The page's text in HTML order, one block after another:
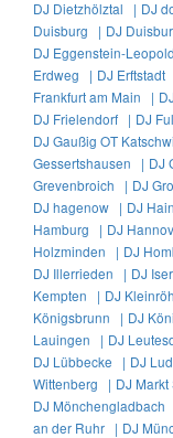
DJ Dietzhölztal | DJ
Duisburg | DJ
DJ Eggenstein-
Erdweg | DJ Erftstadt
Frankfurt am Main |
DJ Frielendorf | DJ
DJ Gaußig OT
Gessertshausen | DJ
Grevenbroich | DJ
DJ hagenow | DJ
Hamburg | DJ
Holzminden | DJ
DJ Illerrieden | DJ
Kempten | DJ
Königsbrunn | DJ
Lauingen | DJ
DJ Lübbecke | DJ
Wittenberg | DJ
DJ Mönchengladbach
an der Ruhr | DJ